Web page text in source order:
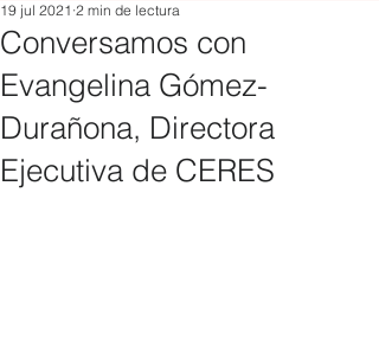
Conversamos con
Evangelina Gómez-
Durañona, Directora
Ejecutiva de CERES
19 jul 2021 2 min de lectura